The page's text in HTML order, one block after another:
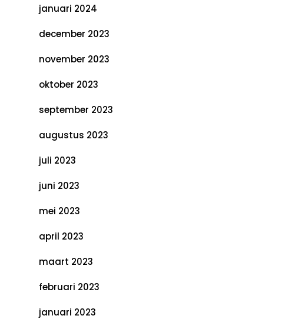
januari 2024
december 2023
november 2023
oktober 2023
september 2023
augustus 2023
juli 2023
juni 2023
mei 2023
april 2023
maart 2023
februari 2023
januari 2023